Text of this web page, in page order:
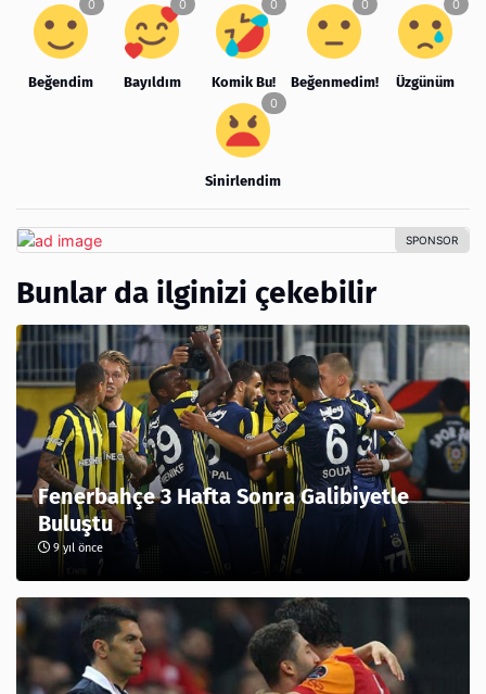
Beğendim Bayıldım Komik Bu! Beğenmedim! Üzgünüm
Sinirlendim
Bunlar da ilginizi çekebilir
Fenerbahçe 3 Hafta Sonra Galibiyetle
Buluştu
9 yıl önce